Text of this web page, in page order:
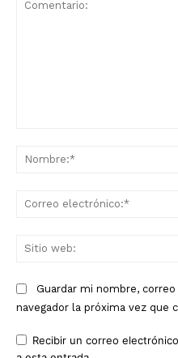
Guardar mi nombre,
navegador la próxima vez que
Recibir un correo